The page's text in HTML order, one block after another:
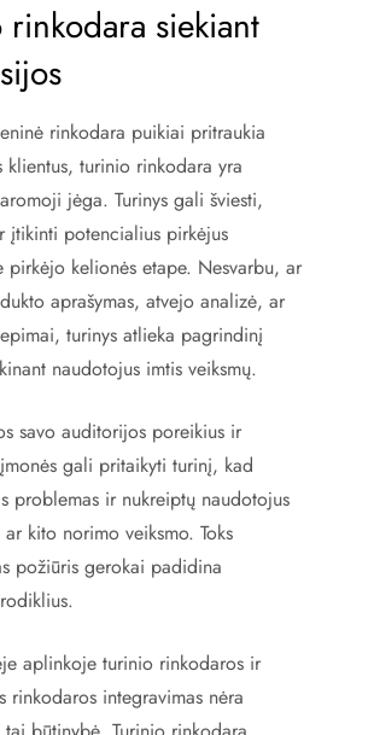
rinkodara siekiant
rinkodara puikiai pritraukia
klientus, turinio rinkodara yra
jėga. Turinys gali šviesti,
įtikinti potencialius pirkėjus
pirkėjo kelionės etape. Nesvarbu, ar
aprašymas, atvejo analizė, ar
turinys atlieka pagrindinį
naudotojus imtis veiksmų.
savo auditorijos poreikius ir
gali pritaikyti turinį, kad
problemas ir nukreiptų naudotojus
kito norimo veiksmo. Toks
požiūris gerokai padidina
aplinkoje turinio rinkodaros ir
rinkodaros integravimas nėra